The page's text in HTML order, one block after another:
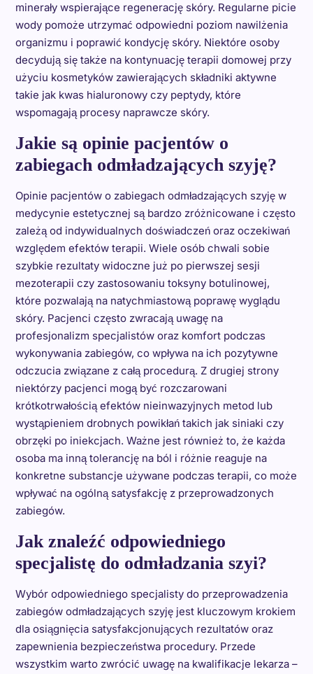
minerały wspierające regenerację skóry. Regularne picie
wody pomoże utrzymać odpowiedni poziom nawilżenia
organizmu i poprawić kondycję skóry. Niektóre osoby
decydują się także na kontynuację terapii domowej przy
użyciu kosmetyków zawierających składniki aktywne
takie jak kwas hialuronowy czy peptydy, które
wspomagają procesy naprawcze skóry.
Jakie są opinie pacjentów o
zabiegach odmładzających szyję?
Opinie pacjentów o zabiegach odmładzających szyję w
medycynie estetycznej są bardzo zróżnicowane i często
zależą od indywidualnych doświadczeń oraz oczekiwań
względem efektów terapii. Wiele osób chwali sobie
szybkie rezultaty widoczne już po pierwszej sesji
mezoterapii czy zastosowaniu toksyny botulinowej,
które pozwalają na natychmiastową poprawę wyglądu
skóry. Pacjenci często zwracają uwagę na
profesjonalizm specjalistów oraz komfort podczas
wykonywania zabiegów, co wpływa na ich pozytywne
odczucia związane z całą procedurą. Z drugiej strony
niektórzy pacjenci mogą być rozczarowani
krótkotrwałością efektów nieinwazyjnych metod lub
wystąpieniem drobnych powikłań takich jak siniaki czy
obrzęki po iniekcjach. Ważne jest również to, że każda
osoba ma inną tolerancję na ból i różnie reaguje na
konkretne substancje używane podczas terapii, co może
wpływać na ogólną satysfakcję z przeprowadzonych
zabiegów.
Jak znaleźć odpowiedniego
specjalistę do odmładzania szyi?
Wybór odpowiedniego specjalisty do przeprowadzenia
zabiegów odmładzających szyję jest kluczowym krokiem
dla osiągnięcia satysfakcjonujących rezultatów oraz
zapewnienia bezpieczeństwa procedury. Przede
wszystkim warto zwrócić uwagę na kwalifikacje lekarza –